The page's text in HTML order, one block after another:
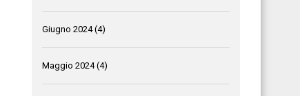
Giugno 2024(4)
Maggio 2024(4)